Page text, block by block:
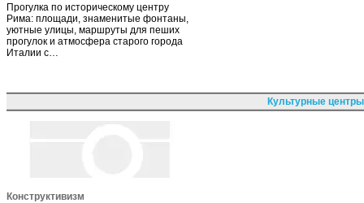
Прогулка по историческому центру
Рима: площади, знаменитые фонтаны,
уютные улицы, маршруты для пеших
прогулок и атмосфера старого города
Италии с…
Культурные
Конструктивизм